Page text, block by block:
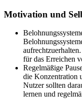
Motivation und
für das Erreichen
Regelmäßige
die Konzentration
Nutzer sollten
lernen und